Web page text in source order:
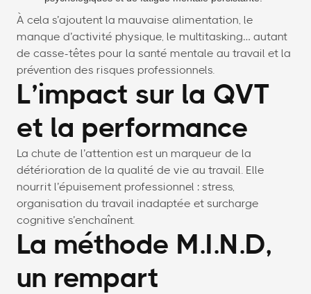
À cela s’ajoutent la mauvaise alimentation, le
manque d’activité physique, le multitasking… autant
de casse-têtes pour la santé mentale au travail et la
prévention des risques professionnels.
L’impact sur la QVT
et la performance
La chute de l’attention est un marqueur de la
détérioration de la qualité de vie au travail. Elle
nourrit l’épuisement professionnel : stress,
organisation du travail inadaptée et surcharge
cognitive s’enchaînent.
La méthode M.I.N.D,
un rempart